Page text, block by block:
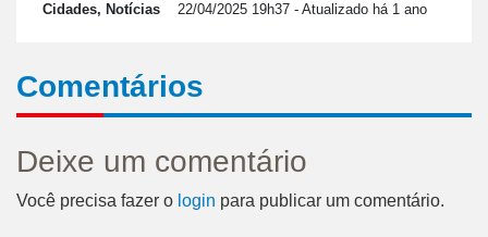
Cidades, Notícias 22/04/2025 19h37 - Atualizado há 1 ano
Comentários
Deixe um comentário
Você precisa fazer o login para publicar um comentário.